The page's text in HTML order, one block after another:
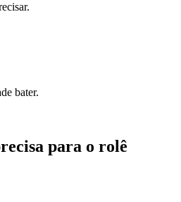
bater.
para o rolê